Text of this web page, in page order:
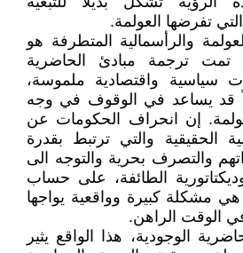
التي تفرضها العولمة.
والرأسمالية المتطرفة هو
تمت ترجمة مبادئ الحاضرية
سياسية واقتصادية ملموسة،
قد يساعد في الوقوف في وجه
إن انحراف الحكومات عن
الحقيقية والتي ترتبط بقدرة
والتصرف بحرية والتوجه الى
الطائفة، على حساب
هي مشكلة كبيرة وواقعية يواجها
الوقت الراهن.
الوجودية، هذا الواقع يثير